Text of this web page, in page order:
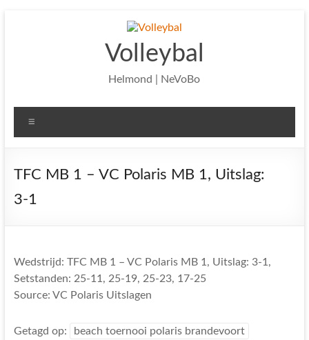
Volleybal
Helmond | NeVoBo
TFC MB 1 – VC Polaris MB 1, Uitslag:
3-1
Wedstrijd: TFC MB 1 – VC Polaris MB 1, Uitslag: 3-1,
Setstanden: 25-11, 25-19, 25-23, 17-25
Source: VC Polaris Uitslagen
Getagd op: beach toernooi polaris brandevoort